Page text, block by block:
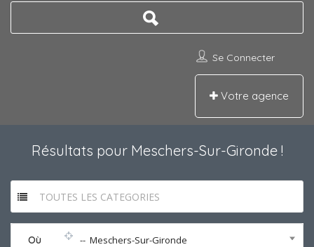
Se Connecter
Votre agence
Résultats pour Meschers-Sur-Gironde!
TOUTES LES CATEGORIES
Où -- Meschers-Sur-Gironde